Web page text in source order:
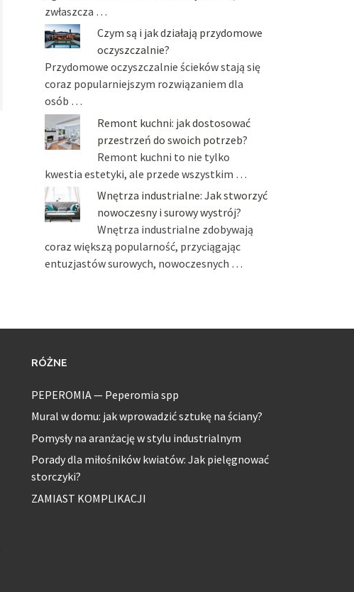
zwłaszcza …
Czym są i jak działają przydomowe
oczyszczalnie?
Przydomowe oczyszczalnie ścieków stają się
coraz popularniejszym rozwiązaniem dla
osób …
Remont kuchni: jak dostosować
przestrzeń do swoich potrzeb?
Remont kuchni to nie tylko
kwestia estetyki, ale przede wszystkim …
Wnętrza industrialne: Jak stworzyć
nowoczesny i surowy wystrój?
Wnętrza industrialne zdobywają
coraz większą popularność, przyciągając
entuzjastów surowych, nowoczesnych …
RÓŻNE
PEPEROMIA — Peperomia spp
Mural w domu: jak wprowadzić sztukę na ściany?
Pomysły na aranżację w stylu industrialnym
Porady dla miłośników kwiatów: Jak pielęgnować
storczyki?
ZAMIAST KOMPLIKACJI